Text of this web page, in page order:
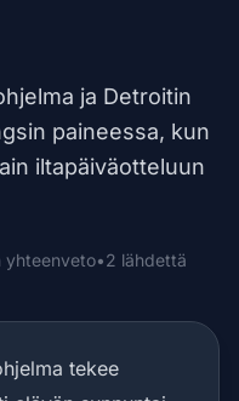
ja Detroitin
paineessa, kun
iltapäiväotteluun
yhteenveto•2 lähdettä
tekee